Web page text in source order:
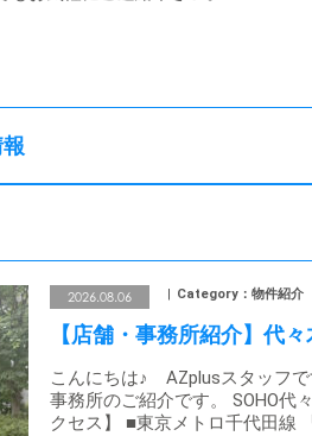
2026.08.06 Category：物件紹介
【店舗・事務所紹介】代
こんにちは♪ AZplusスタッフで
事務所のご紹介です。 SOHO代
クセス】 ■東京メトロ千代田線